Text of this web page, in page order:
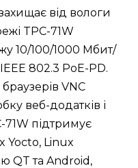
від вологи
TPC-71W
10/100/1000 Мбит/
802.3 PoE-PD.
VNC
веб-додатків і
71W підтримує
Yocto, Linux
QT та Android,